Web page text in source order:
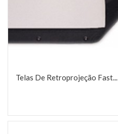
Telas De Retroprojeção Fast...